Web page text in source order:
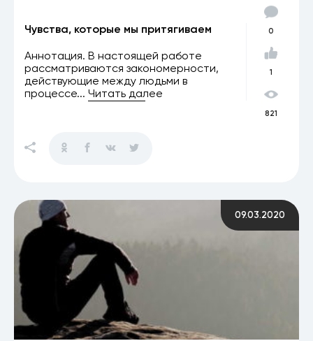
Чувства, которые мы притягиваем
Аннотация. В настоящей работе
рассматриваются закономерности,
действующие между людьми в
процессе... Читать далее
0
1
821
09.03.2020